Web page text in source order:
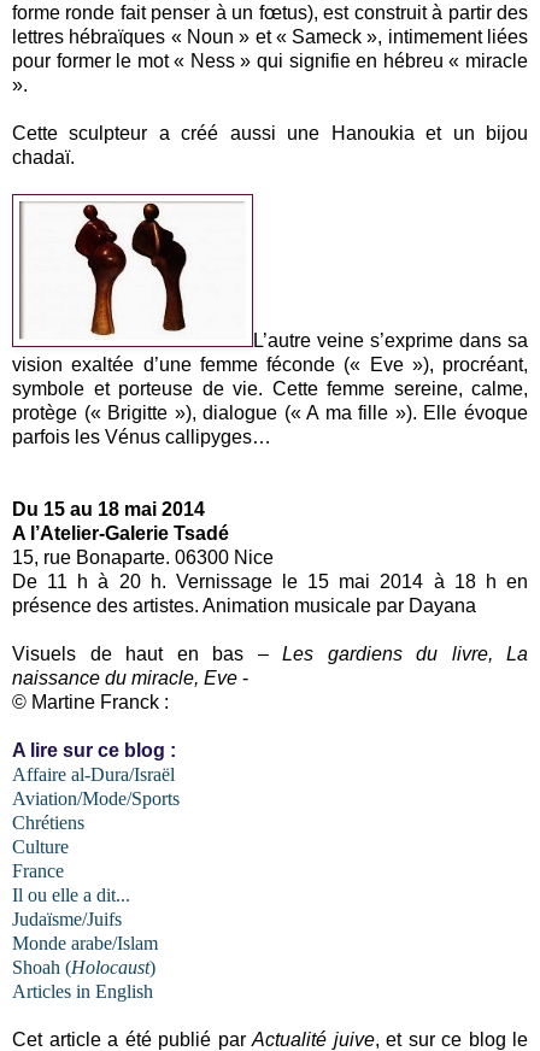
forme ronde fait penser à un fœtus), est construit à partir des
lettres hébraïques « Noun » et « Sameck », intimement liées
pour former le mot « Ness » qui signifie en hébreu « miracle
».
Cette sculpteur a créé aussi une Hanoukia et un bijou
chadaï.
L’autre veine s’exprime dans sa
vision exaltée d’une femme féconde (« Eve »), procréant,
symbole et porteuse de vie. Cette femme sereine, calme,
protège (« Brigitte »), dialogue (« A ma fille »). Elle évoque
parfois les Vénus callipyges…
Du 15 au 18 mai 2014
A l’Atelier-Galerie Tsadé
15, rue Bonaparte. 06300 Nice
De 11 h à 20 h. Vernissage le 15 mai 2014 à 18 h en
présence des artistes. Animation musicale par Dayana
Visuels de haut en bas – Les gardiens du livre, La
naissance du miracle, Eve -
© Martine Franck :
A lire sur ce blog :
Affaire al-Dura/Israël
Aviation/Mode/Sports
Chrétiens
Culture
France
Il ou elle a dit...
Judaïsme/Juifs
Monde arabe/Islam
Shoah (Holocaust)
Articles in English
Cet article a été publié par Actualité juive, et sur ce blog le